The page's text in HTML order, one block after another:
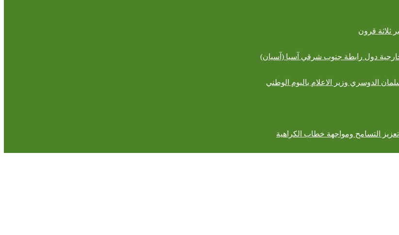
ثلاثة قرون
الدوسري وزير الاعلام باليوم الوطني
التسامح ومواجهة خطاب الكراهية